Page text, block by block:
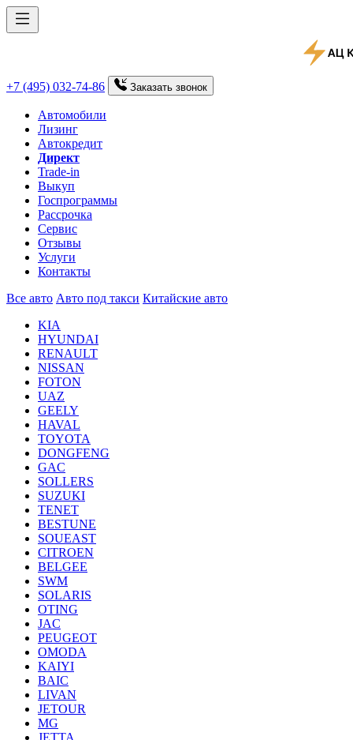
+7 (495) 032-74-86 Заказать звонок
Автомобили
Лизинг
Автокредит
Директ
Trade-in
Выкуп
Госпрограммы
Рассрочка
Сервис
Отзывы
Услуги
Контакты
Все авто Авто под такси Китайские авто
KIA
HYUNDAI
RENAULT
NISSAN
FOTON
UAZ
GEELY
HAVAL
TOYOTA
DONGFENG
GAC
SOLLERS
SUZUKI
TENET
BESTUNE
SOUEAST
CITROEN
BELGEE
SWM
SOLARIS
OTING
JAC
PEUGEOT
OMODA
KAIYI
BAIC
LIVAN
JETOUR
MG
JETTA